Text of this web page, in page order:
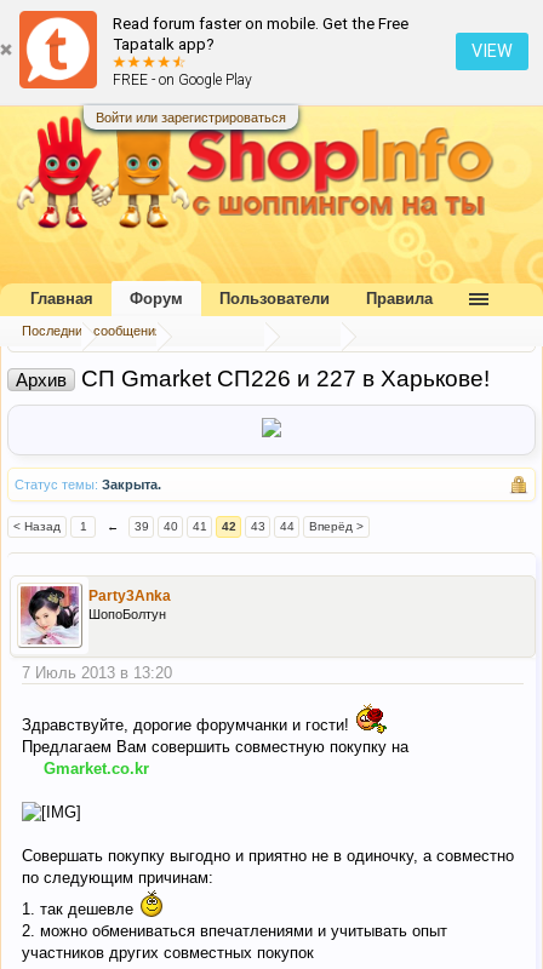
Read forum faster on mobile. Get the Free
Tapatalk app?
FREE - on Google Play
VIEW
Войти или зарегистрироваться
Главная Форум
Архив СП Gmarket СП226 и 227 в Харькове!
Статус темы: Закрыта.
< Назад 1 ← 39 40 41 42 43 44 Вперёд >
Party3Anka
ШопоБолтун
7 Июль 2013 в 13:20
Здравствуйте, дорогие форумчанки и гости!
Предлагаем Вам совершить совместную покупку на
Gmarket.co.kr
Совершать покупку выгодно и приятно не в одиночку, а совместно
по следующим причинам:
1. так дешевле
2. можно обмениваться впечатлениями и учитывать опыт
участников других совместных покупок
Главная Форум
Последние сообщения
Пользователи Правила